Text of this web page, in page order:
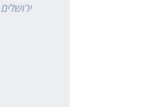
# ירושלים